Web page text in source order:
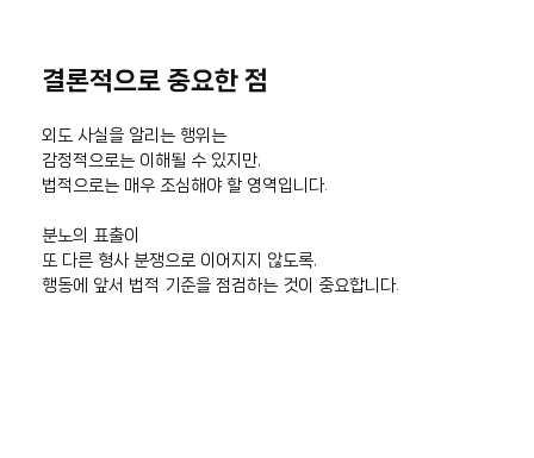
결론적으로 중요한 점
외도 사실을 알리는 행위는
감정적으로는 이해될 수 있지만,
법적으로는 매우 조심해야 할 영역입니다.
분노의 표출이
또 다른 형사 분쟁으로 이어지지 않도록,
행동에 앞서 법적 기준을 점검하는 것이 중요합니다.